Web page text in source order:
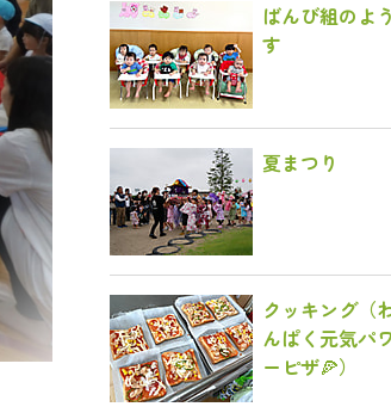
ばんび組のよう
す
夏まつり
クッキング（
んぱく元気パワ
ーピザ🍕）